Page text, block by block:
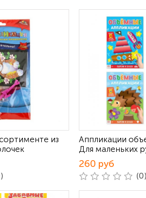
из
Аппликации
Для маленьких
260 руб